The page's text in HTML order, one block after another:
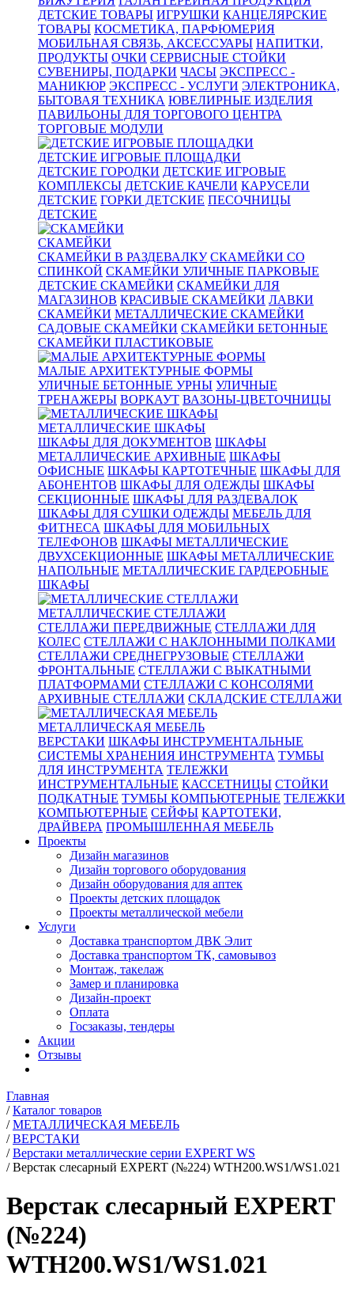
ДЕТСКИЕ ТОВАРЫ ИГРУШКИ КАНЦЕЛЯРСКИЕ
ТОВАРЫ КОСМЕТИКА, ПАРФЮМЕРИЯ
МОБИЛЬНАЯ СВЯЗЬ, АКСЕССУАРЫ НАПИТКИ,
ПРОДУКТЫ ОЧКИ СЕРВИСНЫЕ СТОЙКИ
СУВЕНИРЫ, ПОДАРКИ ЧАСЫ ЭКСПРЕСС -
МАНИКЮР ЭКСПРЕСС - УСЛУГИ ЭЛЕКТРОНИКА,
БЫТОВАЯ ТЕХНИКА ЮВЕЛИРНЫЕ ИЗДЕЛИЯ
ПАВИЛЬОНЫ ДЛЯ ТОРГОВОГО ЦЕНТРА
ТОРГОВЫЕ МОДУЛИ
ДЕТСКИЕ ИГРОВЫЕ ПЛОЩАДКИ
ДЕТСКИЕ ГОРОДКИ ДЕТСКИЕ ИГРОВЫЕ
КОМПЛЕКСЫ ДЕТСКИЕ КАЧЕЛИ КАРУСЕЛИ
ДЕТСКИЕ ГОРКИ ДЕТСКИЕ ПЕСОЧНИЦЫ
ДЕТСКИЕ
СКАМЕЙКИ
СКАМЕЙКИ В РАЗДЕВАЛКУ СКАМЕЙКИ СО
СПИНКОЙ СКАМЕЙКИ УЛИЧНЫЕ ПАРКОВЫЕ
ДЕТСКИЕ СКАМЕЙКИ СКАМЕЙКИ ДЛЯ
МАГАЗИНОВ КРАСИВЫЕ СКАМЕЙКИ ЛАВКИ
СКАМЕЙКИ МЕТАЛЛИЧЕСКИЕ СКАМЕЙКИ
САДОВЫЕ СКАМЕЙКИ СКАМЕЙКИ БЕТОННЫЕ
СКАМЕЙКИ ПЛАСТИКОВЫЕ
МАЛЫЕ АРХИТЕКТУРНЫЕ ФОРМЫ
УЛИЧНЫЕ БЕТОННЫЕ УРНЫ УЛИЧНЫЕ
ТРЕНАЖЕРЫ ВОРКАУТ ВАЗОНЫ-ЦВЕТОЧНИЦЫ
МЕТАЛЛИЧЕСКИЕ ШКАФЫ
ШКАФЫ ДЛЯ ДОКУМЕНТОВ ШКАФЫ
МЕТАЛЛИЧЕСКИЕ АРХИВНЫЕ ШКАФЫ
ОФИСНЫЕ ШКАФЫ КАРТОТЕЧНЫЕ ШКАФЫ ДЛЯ
АБОНЕНТОВ ШКАФЫ ДЛЯ ОДЕЖДЫ ШКАФЫ
СЕКЦИОННЫЕ ШКАФЫ ДЛЯ РАЗДЕВАЛОК
ШКАФЫ ДЛЯ СУШКИ ОДЕЖДЫ МЕБЕЛЬ ДЛЯ
ФИТНЕСА ШКАФЫ ДЛЯ МОБИЛЬНЫХ
ТЕЛЕФОНОВ ШКАФЫ МЕТАЛЛИЧЕСКИЕ
ДВУХСЕКЦИОННЫЕ ШКАФЫ МЕТАЛЛИЧЕСКИЕ
НАПОЛЬНЫЕ МЕТАЛЛИЧЕСКИЕ ГАРДЕРОБНЫЕ
ШКАФЫ
МЕТАЛЛИЧЕСКИЕ СТЕЛЛАЖИ
СТЕЛЛАЖИ ПЕРЕДВИЖНЫЕ СТЕЛЛАЖИ ДЛЯ
КОЛЕС СТЕЛЛАЖИ С НАКЛОННЫМИ ПОЛКАМИ
СТЕЛЛАЖИ СРЕДНЕГРУЗОВЫЕ СТЕЛЛАЖИ
ФРОНТАЛЬНЫЕ СТЕЛЛАЖИ С ВЫКАТНЫМИ
ПЛАТФОРМАМИ СТЕЛЛАЖИ С КОНСОЛЯМИ
АРХИВНЫЕ СТЕЛЛАЖИ СКЛАДСКИЕ СТЕЛЛАЖИ
МЕТАЛЛИЧЕСКАЯ МЕБЕЛЬ
ВЕРСТАКИ ШКАФЫ ИНСТРУМЕНТАЛЬНЫЕ
СИСТЕМЫ ХРАНЕНИЯ ИНСТРУМЕНТА ТУМБЫ
ДЛЯ ИНСТРУМЕНТА ТЕЛЕЖКИ
ИНСТРУМЕНТАЛЬНЫЕ КАССЕТНИЦЫ СТОЙКИ
ПОДКАТНЫЕ ТУМБЫ КОМПЬЮТЕРНЫЕ ТЕЛЕЖКИ
КОМПЬЮТЕРНЫЕ СЕЙФЫ КАРТОТЕКИ,
ДРАЙВЕРА ПРОМЫШЛЕННАЯ МЕБЕЛЬ
Проекты
Дизайн магазинов
Дизайн торгового оборудования
Дизайн оборудования для аптек
Проекты детских площадок
Проекты металлической мебели
Услуги
Доставка транспортом ДВК Элит
Доставка транспортом ТК, самовывоз
Монтаж, такелаж
Замер и планировка
Дизайн-проект
Оплата
Госзаказы, тендеры
Акции
Отзывы
Главная
/ Каталог товаров
/ МЕТАЛЛИЧЕСКАЯ МЕБЕЛЬ
/ ВЕРСТАКИ
/ Верстаки металлические серии EXPERT WS
/ Верстак слесарный EXPERT (№224) WTH200.WS1/WS1.021
Верстак слесарный EXPERT
(№224)
WTH200.WS1/WS1.021